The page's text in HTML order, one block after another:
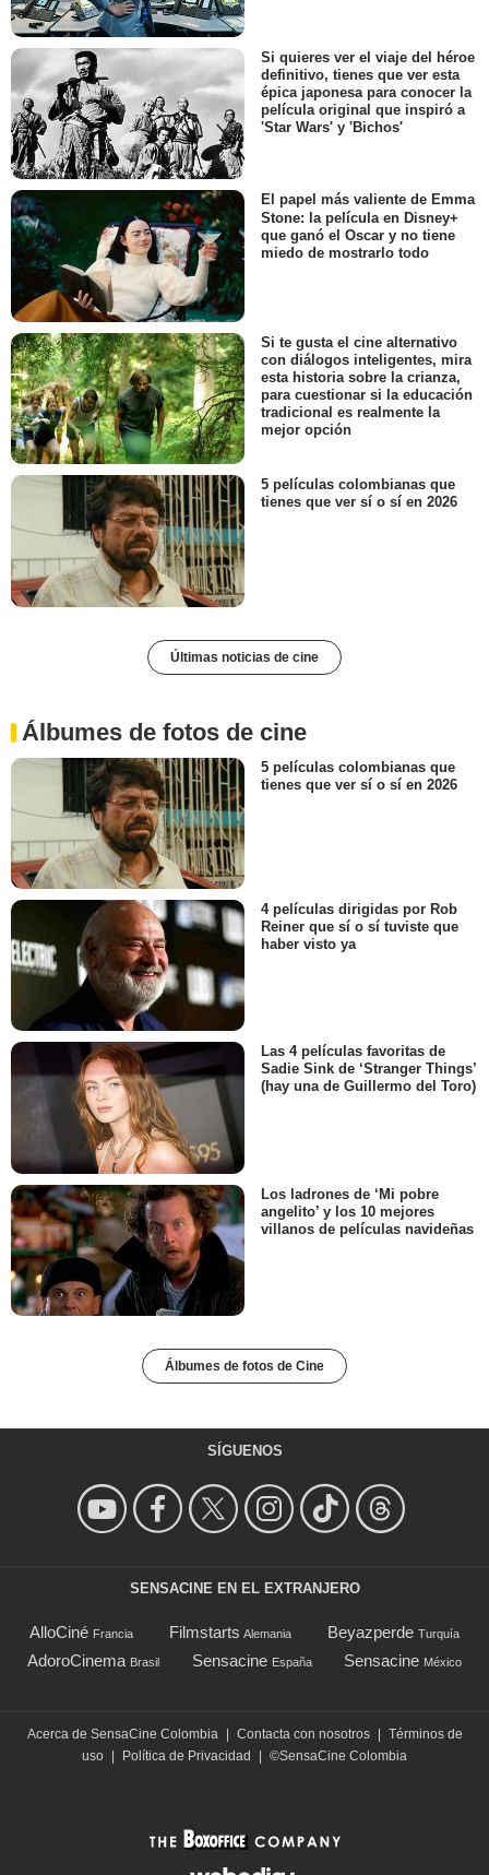
Si quieres ver el viaje del héroe
definitivo, tienes que ver esta
épica japonesa para conocer la
película original que inspiró a
'Star Wars' y 'Bichos'
El papel más valiente de Emma
Stone: la película en Disney+
que ganó el Oscar y no tiene
miedo de mostrarlo todo
Si te gusta el cine alternativo
con diálogos inteligentes, mira
esta historia sobre la crianza,
para cuestionar si la educación
tradicional es realmente la
mejor opción
5 películas colombianas que
tienes que ver sí o sí en 2026
Últimas noticias de cine
Álbumes de fotos de cine
5 películas colombianas que
tienes que ver sí o sí en 2026
4 películas dirigidas por Rob
Reiner que sí o sí tuviste que
haber visto ya
Las 4 películas favoritas de
Sadie Sink de ‘Stranger Things’
(hay una de Guillermo del Toro)
Los ladrones de ‘Mi pobre
angelito’ y los 10 mejores
villanos de películas navideñas
Álbumes de fotos de Cine
SÍGUENOS
SENSACINE EN EL EXTRANJERO
AlloCiné Francia Filmstarts Alemania Beyazperde Turquía
AdoroCinema Brasil Sensacine España Sensacine México
Acerca de SensaCine Colombia Contacta con nosotros
Términos de
uso
Política de Privacidad ©SensaCine Colombia